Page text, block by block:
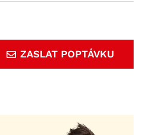
ZASLAT POPTÁVKU